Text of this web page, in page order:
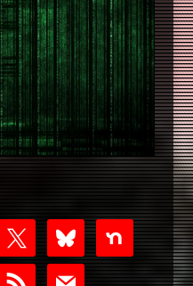
blueskynextdoor
rss mail